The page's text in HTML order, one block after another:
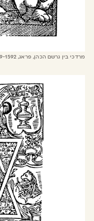
מרדכי בין גרשם הכהן, פראג, 1569-1592